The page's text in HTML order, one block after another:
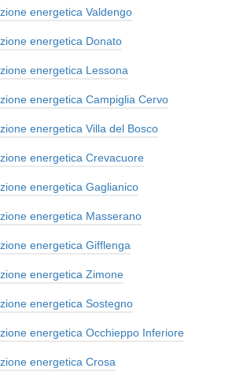
energetica Valdengo
energetica Donato
energetica Lessona
energetica Campiglia Cervo
energetica Villa del Bosco
energetica Crevacuore
energetica Gaglianico
energetica Masserano
energetica Gifflenga
energetica Zimone
energetica Sostegno
energetica Occhieppo Inferiore
energetica Crosa